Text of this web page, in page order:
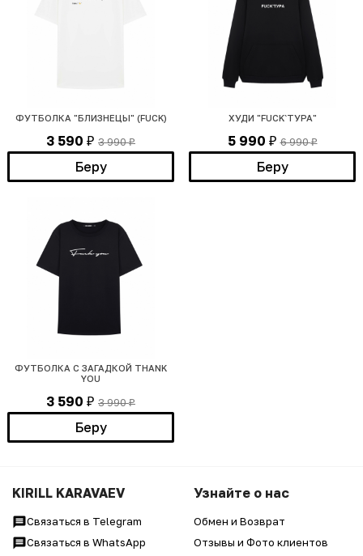
ФУТБОЛКА "БЛИЗНЕЦЫ" (FUCK)
3 590 ₽ 3 990₽
Беру
ХУДИ "FUCK`ТУРА"
5 990 ₽ 6 990₽
Беру
ФУТБОЛКА С ЗАГАДКОЙ THANK
YOU
3 590 ₽ 3 990₽
Беру
KIRILL KARAVAEV
Связаться в Telegram
Связаться в WhatsApp
Узнайте о нас
Обмен и Возврат
Отзывы и Фото клиентов